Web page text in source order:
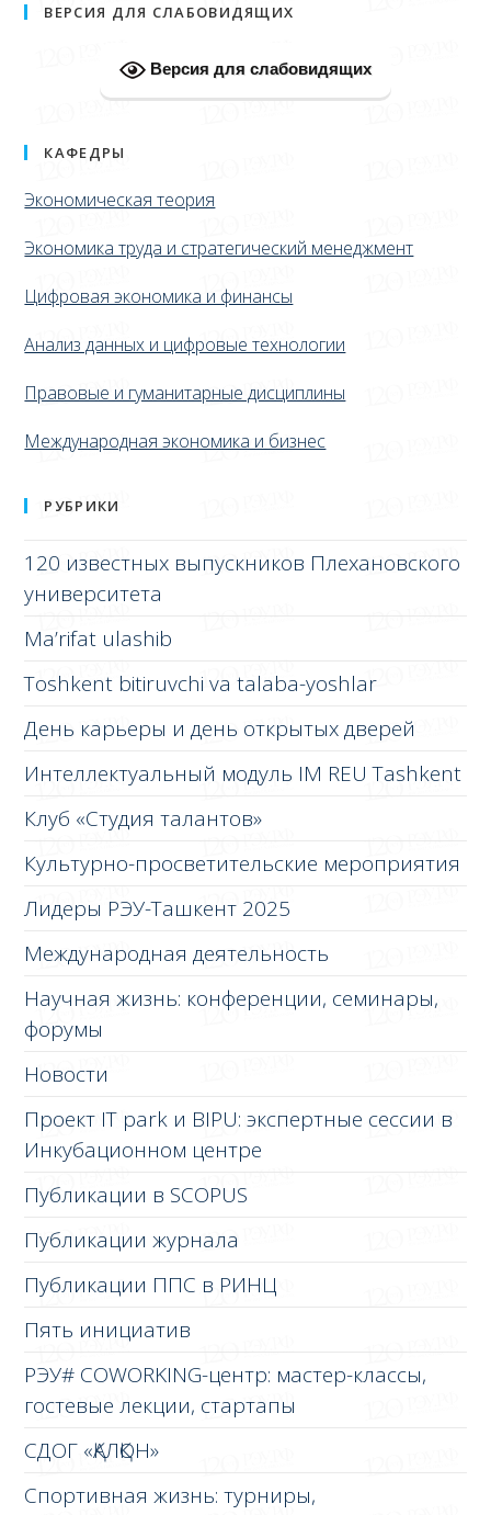
ВЕРСИЯ ДЛЯ СЛАБОВИДЯЩИХ
Версия для слабовидящих
КАФЕДРЫ
Экономическая теория
Экономика труда и стратегический менеджмент
Цифровая экономика и финансы
Анализ данных и цифровые технологии
Правовые и гуманитарные дисциплины
Международная экономика и бизнес
РУБРИКИ
120 известных выпускников Плехановского
университета
Ma’rifat ulashib
Toshkent bitiruvchi va talaba-yoshlar
День карьеры и день открытых дверей
Интеллектуальный модуль IM REU Tashkent
Клуб «Студия талантов»
Культурно-просветительские мероприятия
Лидеры РЭУ-Ташкент 2025
Международная деятельность
Научная жизнь: конференции, семинары,
форумы
Новости
Проект IT park и BIPU: экспертные сессии в
Инкубационном центре
Публикации в SCOPUS
Публикации журнала
Публикации ППС в РИНЦ
Пять инициатив
РЭУ# COWORKING-центр: мастер-классы,
гостевые лекции, стартапы
СДОГ «ҚАЛҚОН»
Спортивная жизнь: турниры,